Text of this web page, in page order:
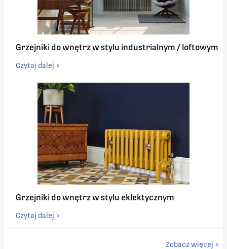
Grzejniki do wnętrz w stylu industrialnym / loftowym
Czytaj dalej >
Grzejniki do wnętrz w stylu eklektycznym
Czytaj dalej >
Zobacz więcej >